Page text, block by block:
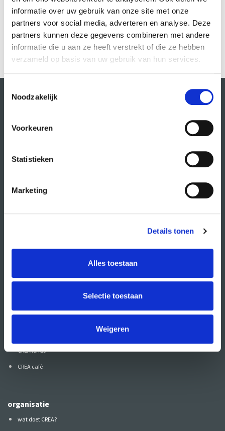
informatie over uw gebruik van onze site met onze
partners voor social media, adverteren en analyse. Deze
partners kunnen deze gegevens combineren met andere
informatie die u aan ze heeft verstrekt of die ze hebben
verzameld op basis van uw gebruik van hun services.
Noodzakelijk
Voorkeuren
Statistieken
Marketing
Details tonen
Alles toestaan
Selectie toestaan
Weigeren
Vorige 1 … 9 10 11
Volg CREA ookop:
CREA fonds
CREA café
organisatie
wat doet CREA?